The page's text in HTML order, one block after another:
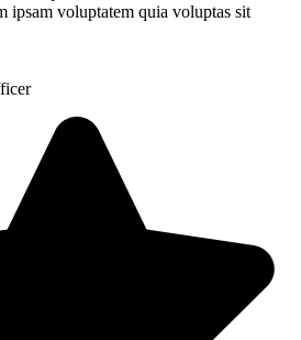
ipsam voluptatem quia voluptas sit